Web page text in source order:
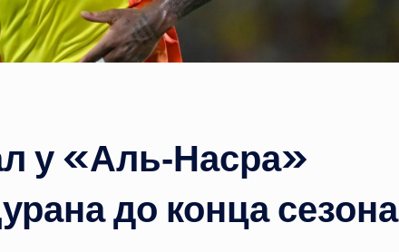
у «Аль‑Насра»
до конца сезона